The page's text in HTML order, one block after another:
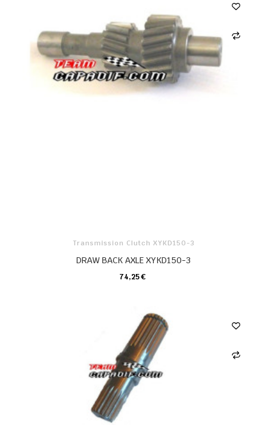
Transmission Clutch XYKD150-3
DRAW BACK AXLE XYKD150-3
74,25 €
KARTE